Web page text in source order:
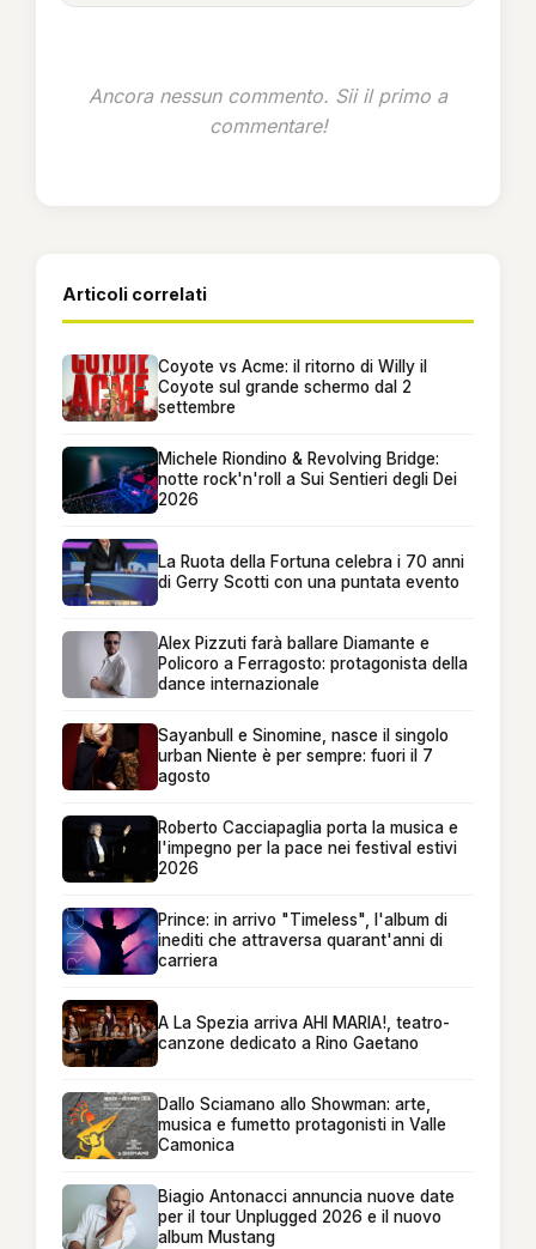
Ancora nessun commento. Sii il primo a
commentare!
Articoli correlati
Coyote vs Acme: il ritorno di Willy il
Coyote sul grande schermo dal 2
settembre
Michele Riondino & Revolving Bridge:
notte rock'n'roll a Sui Sentieri degli Dei
2026
La Ruota della Fortuna celebra i 70 anni
di Gerry Scotti con una puntata evento
Alex Pizzuti farà ballare Diamante e
Policoro a Ferragosto: protagonista della
dance internazionale
Sayanbull e Sinomine, nasce il singolo
urban Niente è per sempre: fuori il 7
agosto
Roberto Cacciapaglia porta la musica e
l'impegno per la pace nei festival estivi
2026
Prince: in arrivo "Timeless", l'album di
inediti che attraversa quarant'anni di
carriera
A La Spezia arriva AHI MARIA!, teatro-
canzone dedicato a Rino Gaetano
Dallo Sciamano allo Showman: arte,
musica e fumetto protagonisti in Valle
Camonica
Biagio Antonacci annuncia nuove date
per il tour Unplugged 2026 e il nuovo
album Mustang